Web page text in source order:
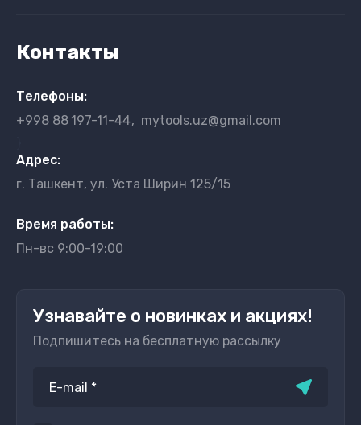
Контакты
Телефоны:
+998 88197-11-44
mytools.uz@gmail.com
Адрес:
г. Ташкент, ул. Уста Ширин 125/15
Время работы:
Пн-вс 9:00-19:00
Узнавайте о новинках и акциях!
Подпишитесь на бесплатную рассылку